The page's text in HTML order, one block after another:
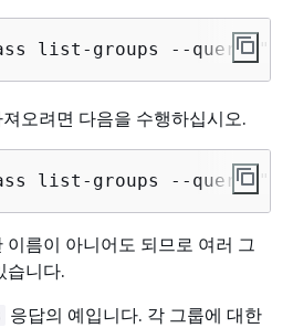
list-groups --query
오려면 다음을 수행하십시오.
list-groups --query
이름이 아니어도 되므로 여러 그
습니다.
응답의 예입니다. 각 그룹에 대한